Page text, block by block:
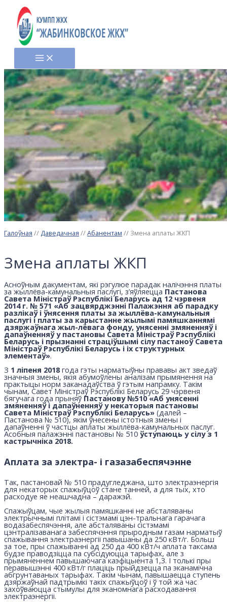
Перайсці
змесціва
Main
Menu
Галоўная // Даведачная //Абанентам // Змена аплаты ЖКП
Змена аплаты ЖКП
Асноўным дакументам, які рэгулюе парадак налічэння платы
за жыллёва-камунальныя паслугі, з’яўляецца Пастанова
Савета Міністраў Рэспублікі Беларусь ад 12 чэрвеня
2014 г. № 571 «Аб зацвярджэнні Палажэння аб парадку
разлікаў і ўнясення платы за жыллёва-камунальныя
паслугі і платы за карыстанне жылымі памяшканнямі
дзяржаўнага жыл-лёвага фонду, унясенні змяненняў і
дапаўненняў у пастановы Савета Міністраў Рэспублікі
Беларусь і прызнанні страціўшымі сілу пастаноў Савета
Міністраў Рэспублікі Беларусь і іх структурных
элементаў».
З 1 ліпеня 2018года гэты нарматыўны прававы акт зведаў
значныя змены, якія абумоўлены аналізам прымянення на
практыцы норм заканадаўства ў гэтым напрамку. Такім
чынам, Савет Міністраў Рэспублікі Беларусь 29 чэрвеня
бягучага года прыняў Пастанову №510 «Аб унясенні
змяненняў і дапаўненняў у некаторыя пастановы
Савета Міністраў Рэспублікі Беларусь» (далей –
Пастанова № 510), якім ўнесены істотныя змены і
дапаўненні ў частцы аплаты жыллёва-камунальных паслуг.
Асобныя палажэнні пастановы № 510 ўступаюць у сілу з 1
кастрычніка 2018.
Аплата за электра- і газазабеспячэнне
Так, пастановай № 510 прадугледжана, што электраэнергія
для некаторых спажыўцоў стане танней, а для тых, хто
расходуе яе неашчадна – даражэй.
Спажыўцам, чые жылыя памяшканні не абсталяваны
электрычнымі плітамі і сістэмамі цэн-тральнага гарачага
водазабеспячэння, але абсталяваны сістэмамі
цэнтралізаванага забеспячэння прыродным газам нарматыў
спажывання электраэнергіі павышаны да 250 кВт/г. Больш
за тое, пры спажыванні ад 250 да 400 кВт/ч аплата таксама
будзе праводзіцца па субсідуюцца тарыфах, але з
прымяненнем павышаючага каэфіцыента 1,3. І толькі пры
перавышэнні 400 кВт/г плаціць прыйдзецца па эканамічна
абгрунтаваных тарыфах. Такім чынам, павышаецца ступень
дзяржаўнай падтрымкі такіх спажыўцоў і ў той жа час
захоўваюцца стымулы для эканомнага расходавання
электраэнергіі.